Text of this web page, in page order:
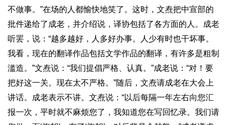
不做事。”在场的人都愉快地笑了。这时，文焘把中宣部的
批件递给了成老，并介绍说，译协包括了各方面的人。成老
听罢，说：“越多越好，人多好办事。人少有时也干坏事。
我看，现在的翻译作品包括文学作品的翻译，有许多是粗制
滥造。”文焘说：“我们提倡严格、认真。”成老说：“对！要
把好这一关。现在太不严格。”随后，文焘请成老在大会上
讲话。成老表示不讲。文焘说：“以后每隔一年左右向您汇
报一次，平时就不麻烦您了，我知道您在写回忆录。我们请